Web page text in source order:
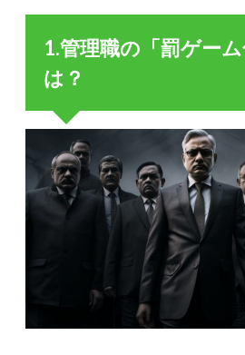
理職
「罰
ム
現象
と
は？
1.1.
1-1.管
1-2.注
1.管理職の「罰ゲー
は？